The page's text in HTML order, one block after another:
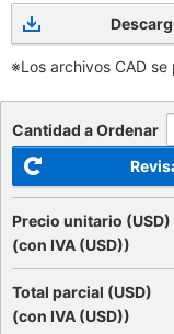
※Los archivos CAD
Cantidad a Ordenar
Precio unitario (USD)
(con IVA (USD))
Total parcial (USD)
(con IVA (USD))